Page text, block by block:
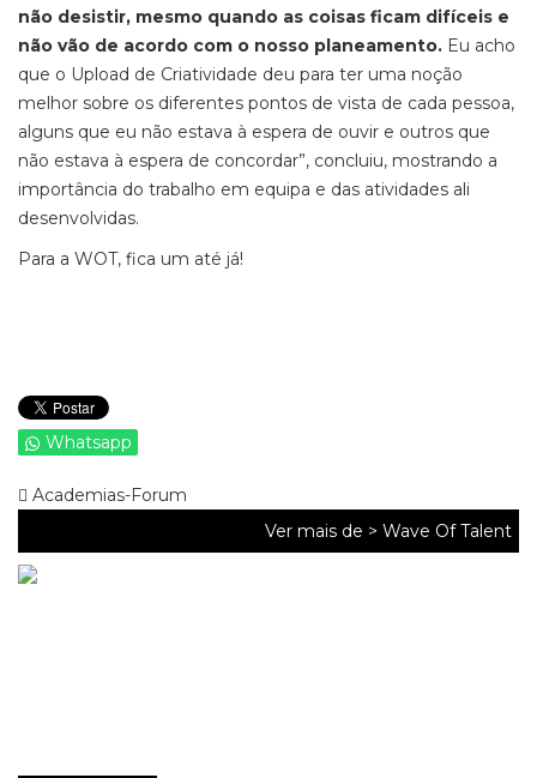
não desistir, mesmo quando as coisas ficam difíceis e
não vão de acordo com o nosso planeamento. Eu acho
que o Upload de Criatividade deu para ter uma noção
melhor sobre os diferentes pontos de vista de cada pessoa,
alguns que eu não estava à espera de ouvir e outros que
não estava à espera de concordar”, concluiu, mostrando a
importância do trabalho em equipa e das atividades ali
desenvolvidas.
Para a WOT, fica um até já!
Whatsapp
Academias-Forum
Ver mais de > Wave Of Talent